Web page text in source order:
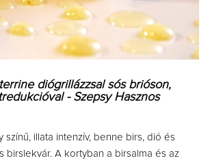
diógrillázzsal sós brióson,
- Szepsy Hasznos
színű, illata intenzív, benne birs, dió és
birslekvár. A kortyban a birsalma és az